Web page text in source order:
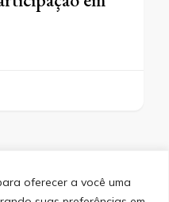
oferecer a você uma